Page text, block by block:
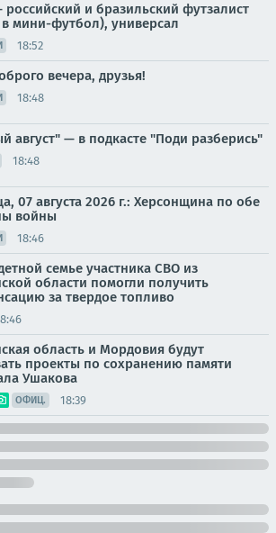
и бразильский футзалист
в мини-футбол), универсал
18:52
вечера, друзья!
18:48
август" — в подкасте "Поди разберись"
18:48
07 августа 2026 г.: Херсонщина по обе
войны
18:46
семье участника СВО из
области помогли получить
за твердое топливо
область и Мордовия будут
проекты по сохранению памяти
Ушакова
ОФИЦ. 18:39